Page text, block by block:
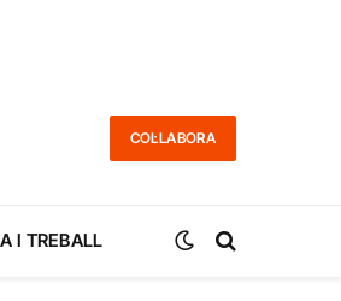
COL·LABORA
I TREBALL